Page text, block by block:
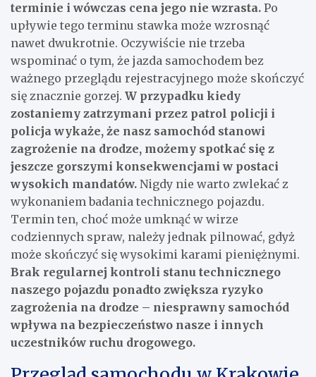
terminie i wówczas cena jego nie wzrasta. Po
upływie tego terminu stawka może wzrosnąć
nawet dwukrotnie. Oczywiście nie trzeba
wspominać o tym, że jazda samochodem bez
ważnego przeglądu rejestracyjnego może skończyć
się znacznie gorzej. W przypadku kiedy
zostaniemy zatrzymani przez patrol policji i
policja wykaże, że nasz samochód stanowi
zagrożenie na drodze, możemy spotkać się z
jeszcze gorszymi konsekwencjami w postaci
wysokich mandatów. Nigdy nie warto zwlekać z
wykonaniem badania technicznego pojazdu.
Termin ten, choć może umknąć w wirze
codziennych spraw, należy jednak pilnować, gdyż
może skończyć się wysokimi karami pieniężnymi.
Brak regularnej kontroli stanu technicznego
naszego pojazdu ponadto zwiększa ryzyko
zagrożenia na drodze – niesprawny samochód
wpływa na bezpieczeństwo nasze i innych
uczestników ruchu drogowego.